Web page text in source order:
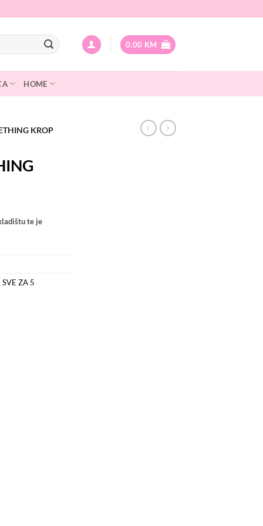
0.00 KM
HOME
KROP
te je
SVE ZA 5